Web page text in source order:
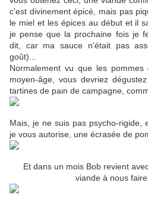
c'est divinement épicé, mais pas
le miel et les épices au début et il
je pense que la prochaine fois je
dit, car ma sauce n'était pas
goût)...
Normalement vu que les
moyen-âge, vous devriez
tartines de pain de campagne,
Mais, je ne suis pas psycho-rigide,
je vous autorise, une écrasée de
Et dans un mois Bob revient
viande à nous faire